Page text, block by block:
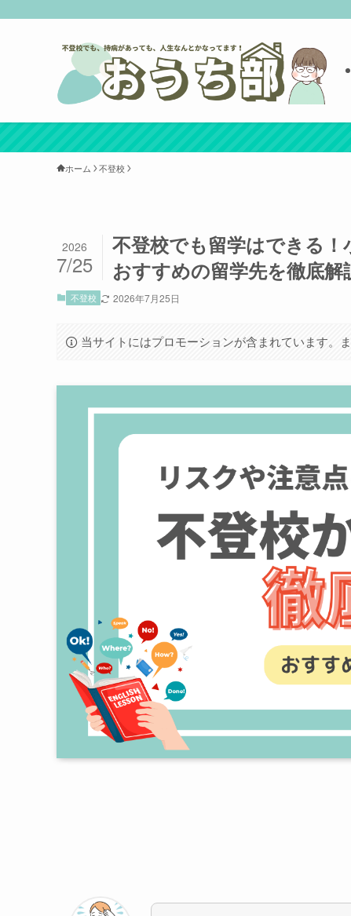
ホーム 不登校
不登校でも留学はできる！
おすすめの留学先を徹底解
2026
7/25
不登校 2026年7月25日
当サイトにはプロモーションが含まれています。